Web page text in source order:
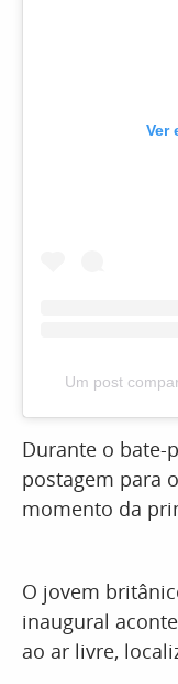
Ver
Um post
Durante o bate-
postagem para
momento da
O jovem
inaugural
ao ar livre,